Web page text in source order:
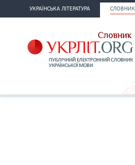
УКРАЇНСЬКА ЛІТЕРАТУРА СЛОВНИК